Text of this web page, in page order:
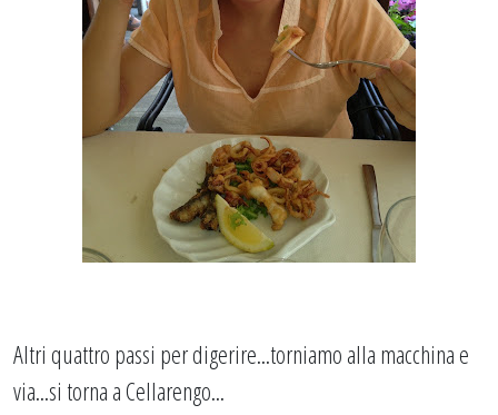
Altri quattro passi per digerire...torniamo alla macchina e
via...si torna a Cellarengo...